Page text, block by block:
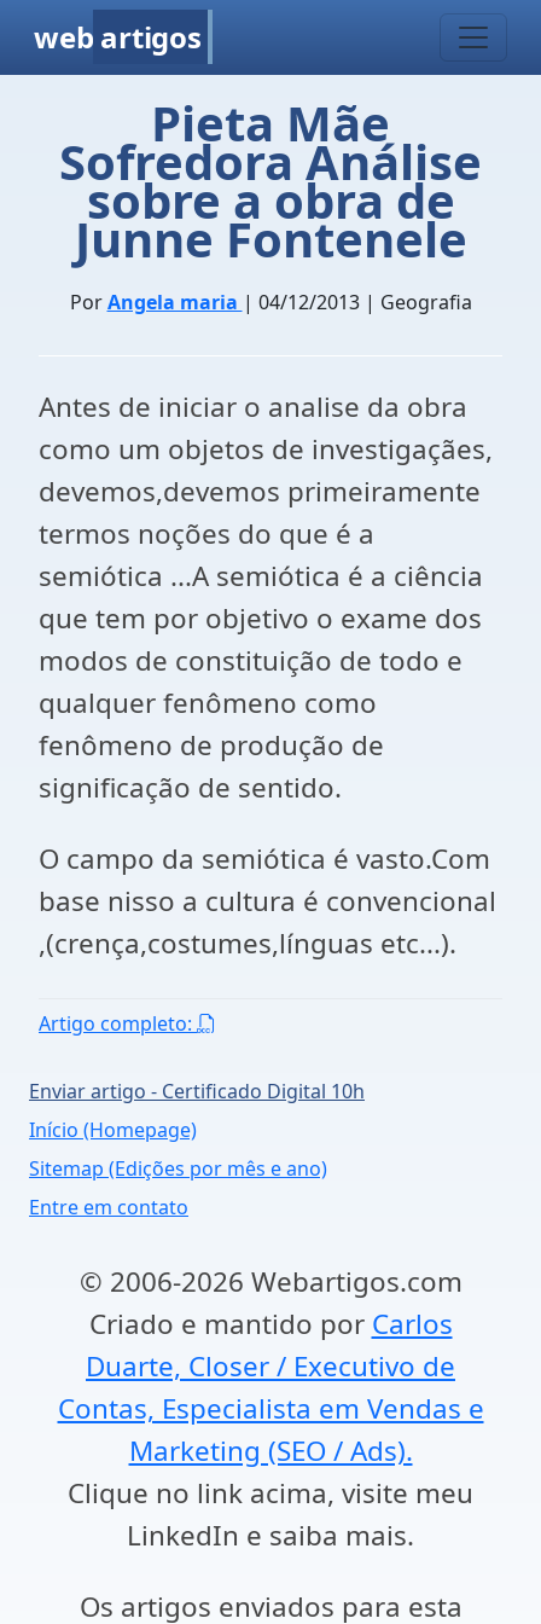
web artigos
Pieta Mãe
Sofredora Análise
sobre a obra de
Junne Fontenele
PorAngela maria | 04/12/2013 | Geografia
Antes de iniciar o analise da obra
como um objetos de investigaçães,
devemos,devemos primeiramente
termos noções do que é a
semiótica ...A semiótica é a ciência
que tem por objetivo o exame dos
modos de constituição de todo e
qualquer fenômeno como
fenômeno de produção de
significação de sentido.
O campo da semiótica é vasto.Com
base nisso a cultura é convencional
,(crença,costumes,línguas etc...).
Artigo completo:
Enviar artigo - Certificado Digital 10h
Início (Homepage)
Sitemap (Edições por mês e ano)
Entre em contato
© 2006-2026 Webartigos.com
Criado e mantido por Carlos
Duarte, Closer / Executivo de
Contas, Especialista em Vendas e
Marketing (SEO / Ads).
Clique no link acima, visite meu
LinkedIn e saiba mais.
Os artigos enviados para esta